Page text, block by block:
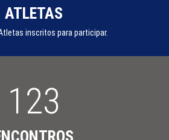
ATLETAS
inscritos para participar.
123